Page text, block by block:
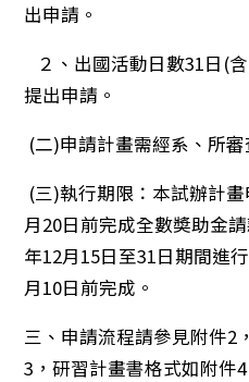
出申請。
２、出國活動日數31日(
提出申請。
(二)申請計畫需經系、所
(三)執行期限：本試辦計
月20日前完成全數奬助金
年12月15日至31日期間進
月10日前完成。
三、申請流程請參見附件2
3，研習計畫書格式如附件4